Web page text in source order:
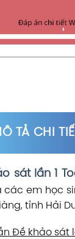
TẢ CHI
sát lần 1
các em học
tỉnh Hải
Đề khảo sát